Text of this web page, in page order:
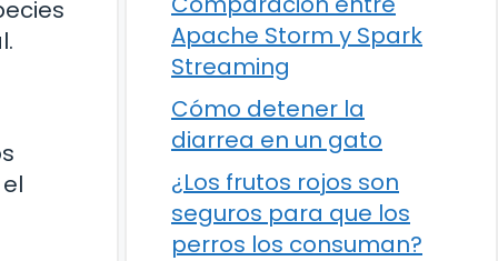
Apache Storm y Spark
Streaming
Cómo detener la
diarrea en un gato
¿Los frutos rojos son
seguros para que los
perros los consuman?